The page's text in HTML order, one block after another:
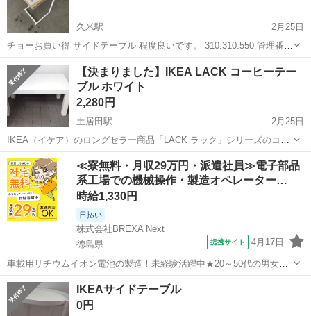
久米駅
2月25日
チョーお買い得 サイドテーブル 程度良いです。 310.310.550 管理番
号 23530074
愛媛 松山市 久米駅 テーブル
【決まりました】IKEA LACK コーヒーテー
ブル ホワイト
2,280円
土居田駅
2月25日
IKEA（イケア）のロングセラー商品「LACK ラック」シリーズのコー
ヒーテーブル（リビングテーブル）です。 シンプルなデザインでどん
なインテリアにも合わせやすく、非常に軽量なため模様替えや掃除の
際の移動もラクラクです。 ...
愛媛 松山市 土居田駅 テーブル サイドテーブル
≪寮無料・月収29万円・派遣社員≫電子部品
系工場での機械操作・製造オペレーター…
時給1,330円
日払い
株式会社BREXA Next
徳島県
提携サイト 4月17日
車載用リチウムイオン電池の製造！未経験活躍中★20～50代の男女活
躍中！寮費無料★備品付き1R寮完備！自宅からマイカー通勤OK！無料
駐車場完備◎正社員登用制度あり！《徳島県板野郡松茂町》 人気の工
場のお仕事 ◇車載用リチウ...
徳島 その他
IKEAサイドテーブル
0円